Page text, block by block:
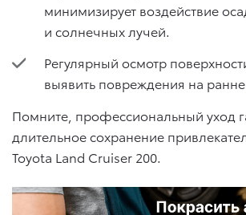
минимизирует воздействие
и солнечных лучей.
Регулярный осмотр
выявить повреждения на
Помните, профессиональный уход
длительное сохранение
Toyota Land Cruiser 200.